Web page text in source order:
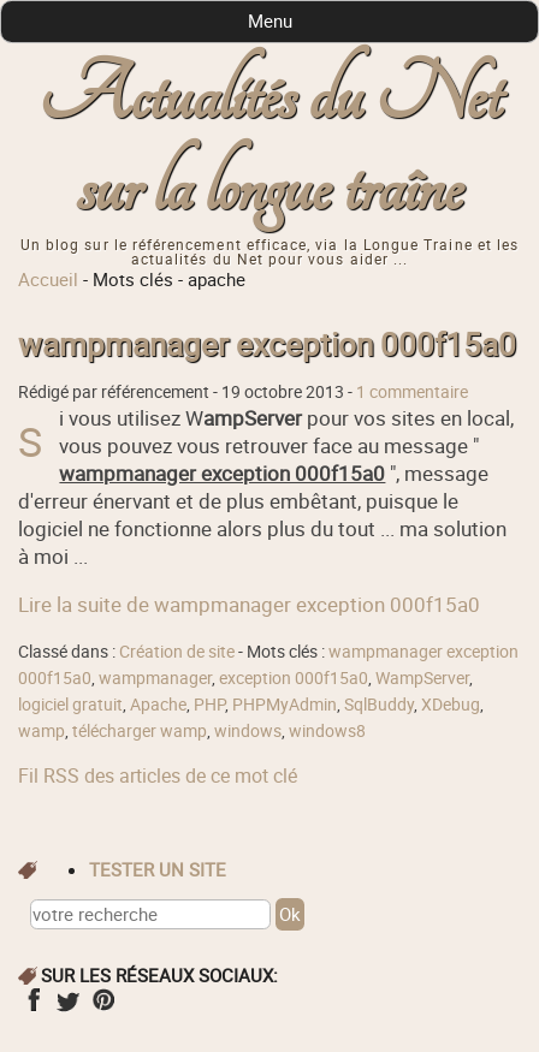
Actualités du Net
sur la longue traîne
Un blog sur le référencement efficace, via la Longue Traine et les
actualités du Net pour vous aider ...
Menu
Accueil - Mots clés -apache
wampmanager exception 000f15a0
Rédigé par référencement - 19 octobre 2013 - 1 commentaire
S i vous utilisez WampServerpour vos sites en local,
vous pouvez vous retrouver face au message "
wampmanager exception 000f15a0 ", message
d'erreur énervant et de plus embêtant, puisque le
logiciel ne fonctionne alors plus du tout ... ma solution
à moi ...
Lire la suite de wampmanager exception 000f15a0
Classé dans : Création de site- Mots clés :wampmanager exception
000f15a0,wampmanager,exception 000f15a0,WampServer,
logiciel gratuit,Apache, PHP, PHPMyAdmin,SqlBuddy,XDebug,
wamp,télécharger wamp,windows,windows8
Fil RSS des articles de ce mot clé
TESTER UN SITE
SUR LES RÉSEAUX SOCIAUX: